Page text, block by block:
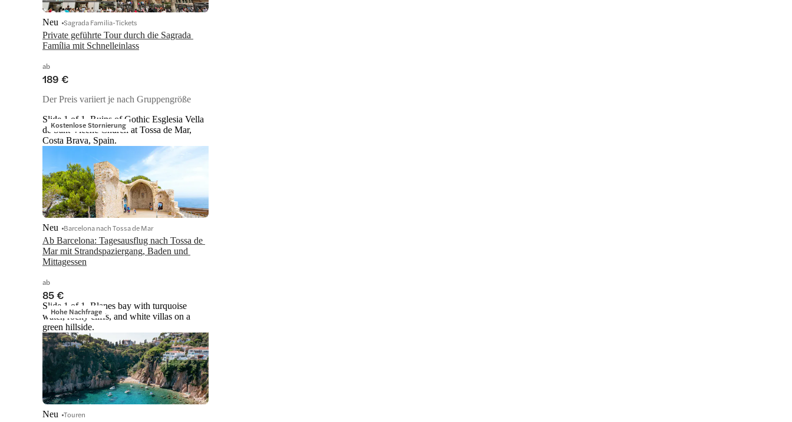
Private geführte Tour durch die Sagrada
Família mit Schnelleinlass
Neu Sagrada Familia-Tickets
ab
189 €
Der Preis variiert je nach Gruppengröße
Kostenlose Stornierung
Slide 1 of 1, Ruins of Gothic Esglesia Vella
de Sant Vicenc Church at Tossa de Mar,
Costa Brava, Spain.
Ab Barcelona: Tagesausflug nach Tossa de
Mar mit Strandspaziergang, Baden und
Mittagessen
Neu Barcelona nach Tossa de Mar
ab
85 €
Hohe Nachfrage
Slide 1 of 1, Blanes bay with turquoise
water, rocky cliffs, and white villas on a
green hillside.
Neu Touren